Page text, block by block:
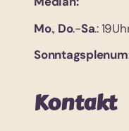
Mo., Do.-Sa.:
Kontakt